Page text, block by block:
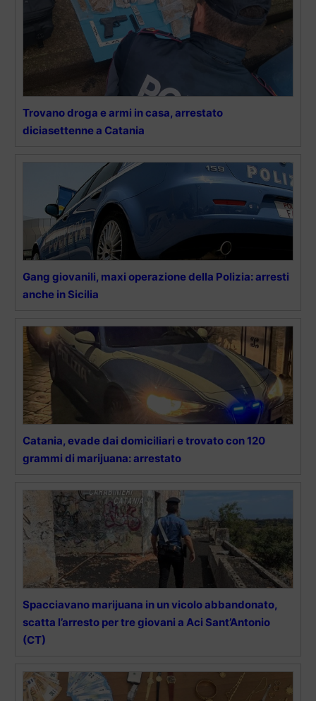
Trovano droga e armi in casa, arrestato
diciasettenne a Catania
Gang giovanili, maxi operazione della Polizia: arresti
anche in Sicilia
Catania, evade dai domiciliari e trovato con 120
grammi di marijuana: arrestato
Spacciavano marijuana in un vicolo abbandonato,
scatta l’arresto per tre giovani a Aci Sant’Antonio
(CT)